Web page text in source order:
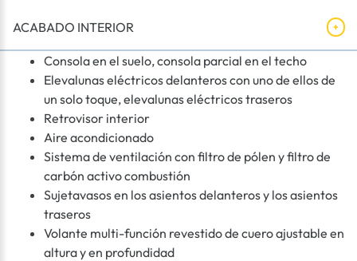
ACABADO INTERIOR
Consola en el suelo, consola parcial en el techo
Elevalunas eléctricos delanteros con uno de ellos de
un solo toque, elevalunas eléctricos traseros
Retrovisor interior
Aire acondicionado
Sistema de ventilación con filtro de pólen y filtro de
carbón activo combustión
Sujetavasos en los asientos delanteros y los asientos
traseros
Volante multi-función revestido de cuero ajustable en
altura y en profundidad